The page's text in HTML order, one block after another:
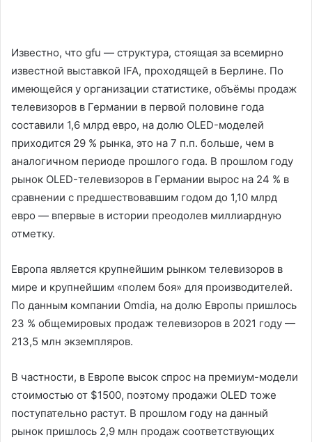
Известно, что gfu — структура, стоящая за всемирно
известной выставкой IFA, проходящей в Берлине. По
имеющейся у организации статистике, объёмы продаж
телевизоров в Германии в первой половине года
составили 1,6 млрд евро, на долю OLED-моделей
приходится 29 % рынка, это на 7 п.п. больше, чем в
аналогичном периоде прошлого года. В прошлом году
рынок OLED-телевизоров в Германии вырос на 24 % в
сравнении с предшествовавшим годом до 1,10 млрд
евро — впервые в истории преодолев миллиардную
отметку.
Европа является крупнейшим рынком телевизоров в
мире и крупнейшим «полем боя» для производителей.
По данным компании Omdia, на долю Европы пришлось
23 % общемировых продаж телевизоров в 2021 году —
213,5 млн экземпляров.
В частности, в Европе высок спрос на премиум-модели
стоимостью от $1500, поэтому продажи OLED тоже
поступательно растут. В прошлом году на данный
рынок пришлось 2,9 млн продаж соответствующих